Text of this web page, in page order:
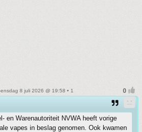
8 juli 2026 @ 19:58 • 1
en Warenautoriteit NVWA heeft vorige
vapes in beslag genomen. Ook kwamen